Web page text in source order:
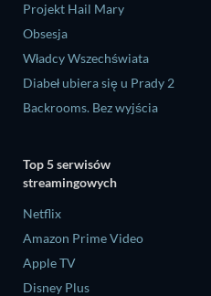
Projekt Hail Mary
Obsesja
Władcy Wszechświata
Diabeł ubiera się u Prady 2
Backrooms. Bez wyjścia
Top 5 serwisów
streamingowych
Netflix
Amazon Prime Video
Apple TV
Disney Plus